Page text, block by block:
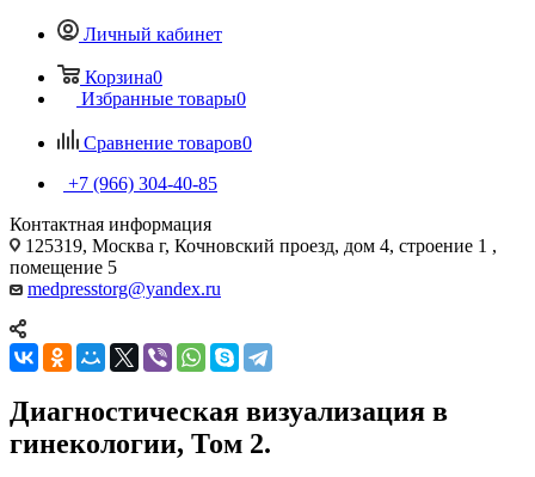
Личный кабинет
Корзина0
Избранные товары0
Сравнение товаров0
+7 (966) 304-40-85
Контактная информация
125319, Москва г, Кочновский проезд, дом 4, строение 1 ,
помещение 5
medpresstorg@yandex.ru
Диагностическая визуализация в
гинекологии, Том 2.